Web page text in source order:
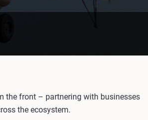
the front – partnering with businesses
the ecosystem.